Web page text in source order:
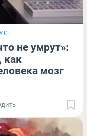
не умрут»:
как
мозг